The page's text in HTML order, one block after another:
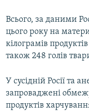
Всього, за даними
цього року на
кілограмів
також 248 голів
У сусідній Росії та
запроваджені
продуктів